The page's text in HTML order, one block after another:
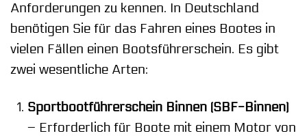
Anforderungen zu kennen. In Deutschland
benötigen Sie für das Fahren eines Bootes in
vielen Fällen einen Bootsführerschein. Es gibt
zwei wesentliche Arten:
Sportbootführerschein Binnen (SBF-Binnen)
– Erforderlich für Boote mit einem Motor von